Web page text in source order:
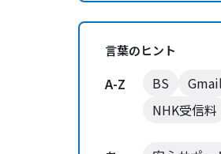
言葉のヒント
A-Z BS Gmail
NHK受信料